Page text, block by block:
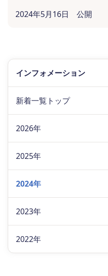
2024年5月16日 公開
インフォメーション
新着一覧トップ
2026年
2025年
2024年
2023年
2022年